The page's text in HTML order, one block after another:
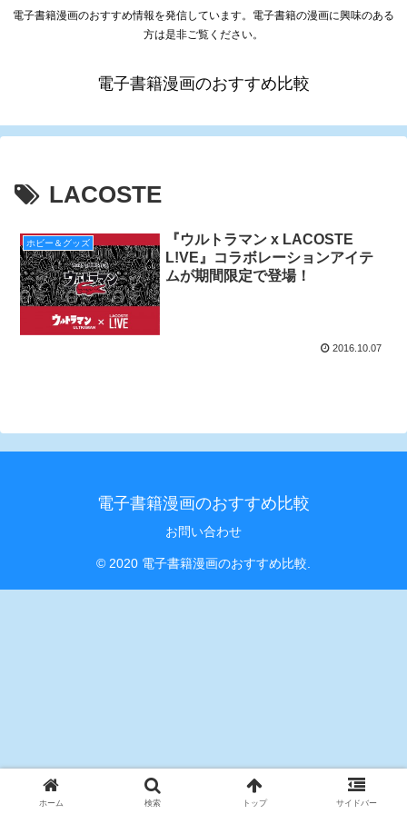
電子書籍漫画のおすすめ情報を発信しています。電子書籍の漫画に興味のある
方は是非ご覧ください。
電子書籍漫画のおすすめ比較
LACOSTE
ホビー＆グッズ
『ウルトラマン x LACOSTE
L!VE』コラボレーションアイテ
ムが期間限定で登場！
2016.10.07
電子書籍漫画のおすすめ比較
お問い合わせ
© 2020 電子書籍漫画のおすすめ比較.
ホーム 検索 トップ サイドバー